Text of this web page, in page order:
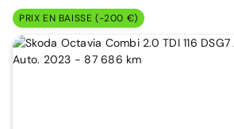
PRIX EN BAISSE (-200 €)